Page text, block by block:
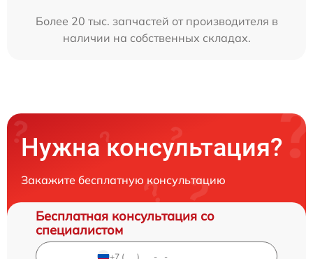
Более 20 тыс. запчастей от производителя в
наличии на собственных складах.
Нужна консультация?
Закажите бесплатную консультацию
Бесплатная консультация со
специалистом